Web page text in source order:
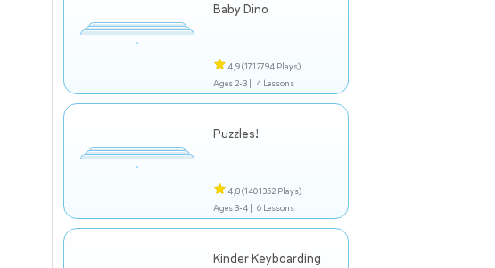
Baby Dino
4,9(1712794 Plays)
Ages 2-3 | 4 Lessons
Puzzles!
4,8(1401352 Plays)
Ages 3-4 | 6 Lessons
Kinder Keyboarding